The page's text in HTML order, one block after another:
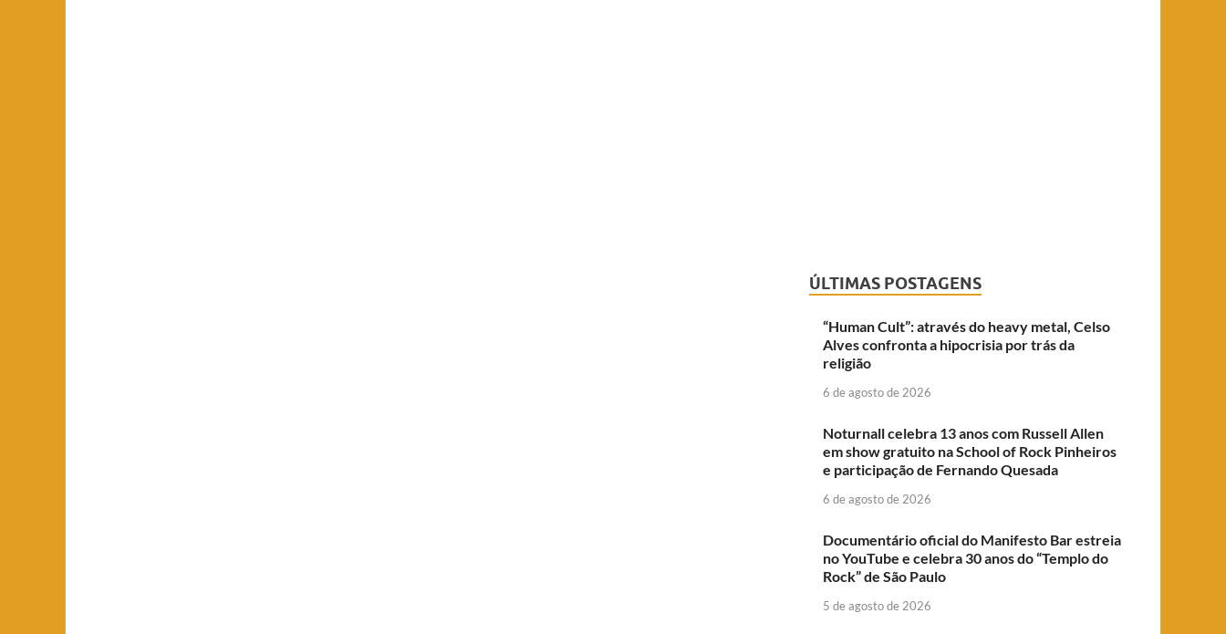
ÚLTIMAS POSTAGENS
“Human Cult”: através do heavy metal, Celso
Alves confronta a hipocrisia por trás da
religião
6 de agosto de 2026
Noturnall celebra 13 anos com Russell Allen
em show gratuito na School of Rock Pinheiros
e participação de Fernando Quesada
6 de agosto de 2026
Documentário oficial do Manifesto Bar estreia
no YouTube e celebra 30 anos do “Templo do
Rock” de São Paulo
5 de agosto de 2026